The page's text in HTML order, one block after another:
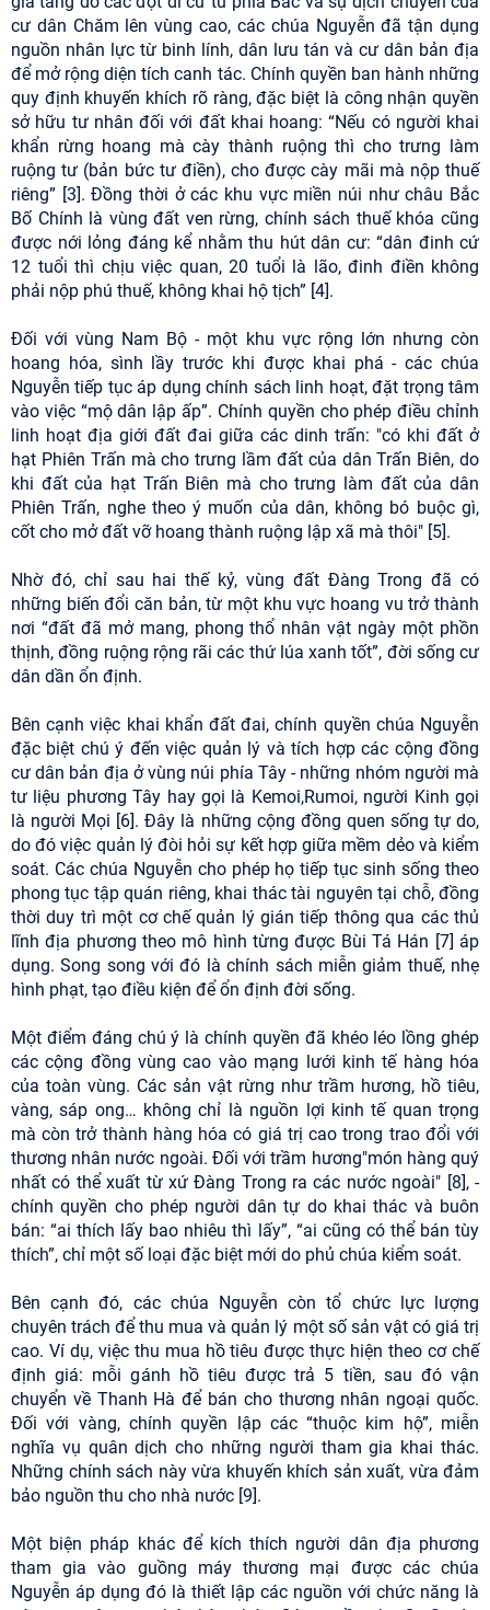
cư dân Chăm lên vùng cao, các chúa Nguyễn đã tận dụng
nguồn nhân lực từ binh lính, dân lưu tán và cư dân bản địa
để mở rộng diện tích canh tác. Chính quyền ban hành những
quy định khuyến khích rõ ràng, đặc biệt là công nhận quyền
sở hữu tư nhân đối với đất khai hoang: “Nếu có người khai
khẩn rừng hoang mà cày thành ruộng thì cho trưng làm
ruộng tư (bản bức tư điền), cho được cày mãi mà nộp thuế
riêng” [3]. Đồng thời ở các khu vực miền núi như châu Bắc
Bố Chính là vùng đất ven rừng, chính sách thuế khóa cũng
được nới lỏng đáng kể nhằm thu hút dân cư: “dân đinh cứ
12 tuổi thì chịu việc quan, 20 tuổi là lão, đinh điền không
phải nộp phú thuế, không khai hộ tịch” [4].
Đối với vùng Nam Bộ - một khu vực rộng lớn nhưng còn
hoang hóa, sình lầy trước khi được khai phá - các chúa
Nguyễn tiếp tục áp dụng chính sách linh hoạt, đặt trọng tâm
vào việc “mộ dân lập ấp”. Chính quyền cho phép điều chỉnh
linh hoạt địa giới đất đai giữa các dinh trấn: "có khi đất ở
hạt Phiên Trấn mà cho trưng lầm đất của dân Trấn Biên, do
khi đất của hạt Trấn Biên mà cho trưng làm đất của dân
Phiên Trấn, nghe theo ý muốn của dân, không bó buộc gì,
cốt cho mở đất vỡ hoang thành ruộng lập xã mà thôi" [5].
Nhờ đó, chỉ sau hai thế kỷ, vùng đất Đàng Trong đã có
những biến đổi căn bản, từ một khu vực hoang vu trở thành
nơi “đất đã mở mang, phong thổ nhân vật ngày một phồn
thịnh, đồng ruộng rộng rãi các thứ lúa xanh tốt”, đời sống cư
dân dần ổn định.
Bên cạnh việc khai khẩn đất đai, chính quyền chúa Nguyễn
đặc biệt chú ý đến việc quản lý và tích hợp các cộng đồng
cư dân bản địa ở vùng núi phía Tây - những nhóm người mà
tư liệu phương Tây hay gọi là Kemoi,Rumoi, người Kinh gọi
là người Mọi [6]. Đây là những cộng đồng quen sống tự do,
do đó việc quản lý đòi hỏi sự kết hợp giữa mềm dẻo và kiểm
soát. Các chúa Nguyễn cho phép họ tiếp tục sinh sống theo
phong tục tập quán riêng, khai thác tài nguyên tại chỗ, đồng
thời duy trì một cơ chế quản lý gián tiếp thông qua các thủ
lĩnh địa phương theo mô hình từng được Bùi Tá Hán [7] áp
dụng. Song song với đó là chính sách miễn giảm thuế, nhẹ
hình phạt, tạo điều kiện để ổn định đời sống.
Một điểm đáng chú ý là chính quyền đã khéo léo lồng ghép
các cộng đồng vùng cao vào mạng lưới kinh tế hàng hóa
của toàn vùng. Các sản vật rừng như trầm hương, hồ tiêu,
vàng, sáp ong… không chỉ là nguồn lợi kinh tế quan trọng
mà còn trở thành hàng hóa có giá trị cao trong trao đổi với
thương nhân nước ngoài. Đối với trầm hương"món hàng quý
nhất có thể xuất từ xứ Đàng Trong ra các nước ngoài" [8], -
chính quyền cho phép người dân tự do khai thác và buôn
bán: “ai thích lấy bao nhiêu thì lấy”, “ai cũng có thể bán tùy
thích”, chỉ một số loại đặc biệt mới do phủ chúa kiểm soát.
Bên cạnh đó, các chúa Nguyễn còn tổ chức lực lượng
chuyên trách để thu mua và quản lý một số sản vật có giá trị
cao. Ví dụ, việc thu mua hồ tiêu được thực hiện theo cơ chế
định giá: mỗi gánh hồ tiêu được trả 5 tiền, sau đó vận
chuyển về Thanh Hà để bán cho thương nhân ngoại quốc.
Đối với vàng, chính quyền lập các “thuộc kim hộ”, miễn
nghĩa vụ quân dịch cho những người tham gia khai thác.
Những chính sách này vừa khuyến khích sản xuất, vừa đảm
bảo nguồn thu cho nhà nước [9].
Một biện pháp khác để kích thích người dân địa phương
tham gia vào guồng máy thương mại được các chúa
Nguyễn áp dụng đó là thiết lập các nguồn với chức năng là